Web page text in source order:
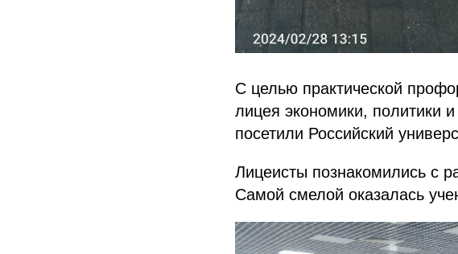
С целью практической
лицея экономики, политики
посетили Российский
Лицеисты познакомились с
Самой смелой оказалась